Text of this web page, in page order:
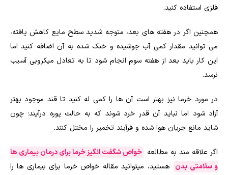
فلزی استفاده کنید.
همچنین اگر در هفته های بعد، متوجه شدید سطح مایع کاهش یافته،
می توانید مقدار کمی آب جوشیده و خنک شده به آن اضافه کنید اما
این کار باید بعد از هفته سوم انجام شود تا به تعادل میکروبی آسیب
نرسد.
در مورد خرما نیز بهتر است آن ها را کمی له کنید تا قند موجود بهتر
آزاد شود اما نباید آن قدر خرد شوند که به حالت پوره درآیند؛ چون
شاید مانع جریان هوا شده و فرآیند تخمیر را مختل کنند.
اگر علاقه مند به مطالعه خواص شگفت‌ انگیز خرما برای درمان بیماری‌ ها
و سلامتی بدن هستید، میتوانید مقاله خواص خرما برای بیماری‌ ها را